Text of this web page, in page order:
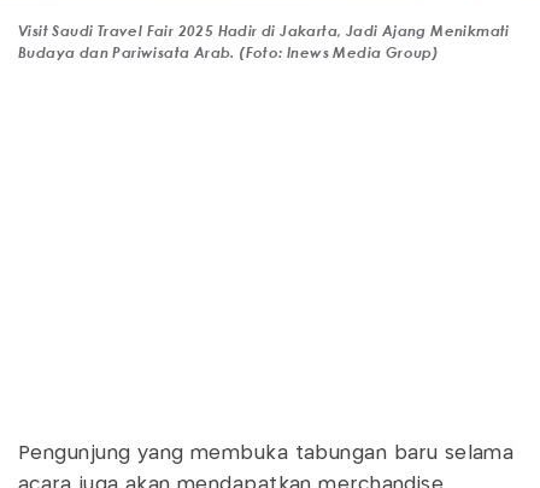
Visit Saudi Travel Fair 2025 Hadir di Jakarta, Jadi Ajang Menikmati
Budaya dan Pariwisata Arab. (Foto: Inews Media Group)
Pengunjung yang membuka tabungan baru selama